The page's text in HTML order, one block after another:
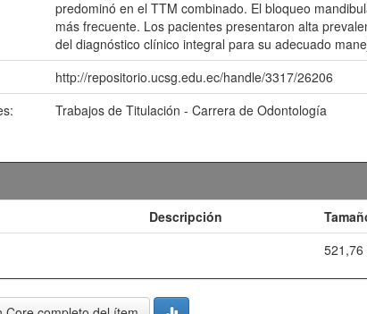
predominó en el TTM combinado. El bloqueo
más frecuente. Los pacientes presentaron alta
del diagnóstico clínico integral para su adecuado
http://repositorio.ucsg.edu.ec/handle/3317/26206
Trabajos de Titulación - Carrera de Odontología
Descripción
521,76